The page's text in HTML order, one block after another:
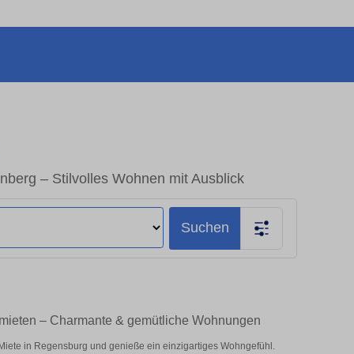
– Stilvolles Wohnen mit Ausblick
Suchen
– Charmante & gemütliche Wohnungen
in Regensburg und genieße ein einzigartiges Wohngefühl.